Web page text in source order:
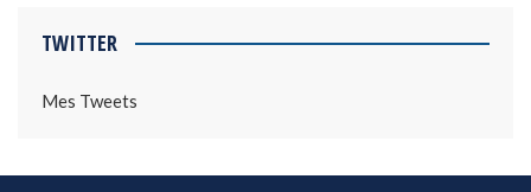
TWITTER
Mes Tweets